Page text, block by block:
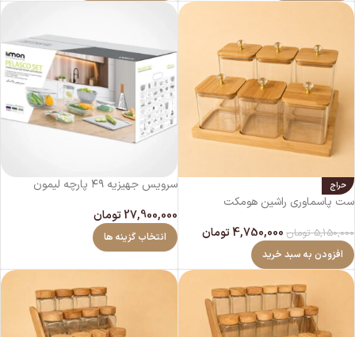
حراج
ست پاسماوری راشین هومکت
5,150,000 تومان 4,750,000تومان
افزودن به سبد خرید
سرویس جهیزیه ۴۹ پارچه لیمون
27,900,000 تومان
انتخاب گزینه ها